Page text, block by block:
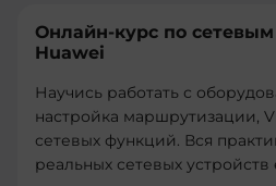
Онлайн-курс по сетевым
Huawei
Научись работать с
настройка маршрутизации,
сетевых функций. Вся
реальных сетевых устройств